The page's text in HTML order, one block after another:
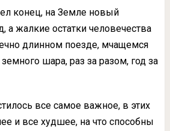
конец, на Земле новый
а жалкие остатки человечества
длинном поезде, мчащемся
шара, раз за разом, год за
все самое важное, в этих
и все худшее, на что способны